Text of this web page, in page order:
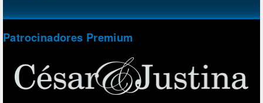
Patrocinadores Premium